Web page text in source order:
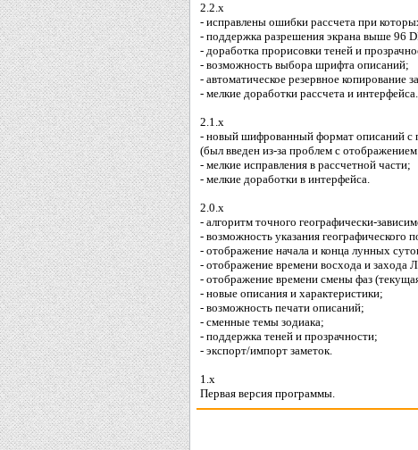
2.2.x
- исправлены ошибки рассчета при
- поддержка разрешения экрана выше 96
- доработка прорисовки теней и
- возможность выбора шрифта описаний;
- автоматическое резервное
- мелкие доработки рассчета и интерфейса.
2.1.x
- новый шифрованный формат описаний с
(был введен из-за проблем с
- мелкие исправления в рассчетной части;
- мелкие доработки в интерфейса.
2.0.x
- алгоритм точного географически-
- возможность указания географического
- отображение начала и конца лунных
- отображение времени восхода и захода
- отображение времени смены фаз
- новые описания и характеристики;
- возможность печати описаний;
- сменные темы зодиака;
- поддержка теней и прозрачности;
- экспорт/импорт заметок.
1.x
Первая версия программы.